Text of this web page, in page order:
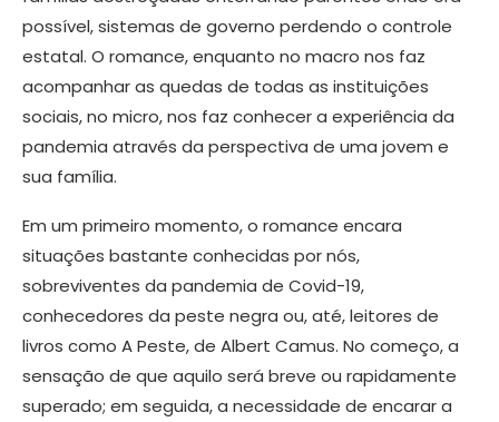
possível, sistemas de governo perdendo o controle
estatal. O romance, enquanto no macro nos faz
acompanhar as quedas de todas as instituições
sociais, no micro, nos faz conhecer a experiência da
pandemia através da perspectiva de uma jovem e
sua família.
Em um primeiro momento, o romance encara
situações bastante conhecidas por nós,
sobreviventes da pandemia de Covid-19,
conhecedores da peste negra ou, até, leitores de
livros como A Peste, de Albert Camus. No começo, a
sensação de que aquilo será breve ou rapidamente
superado; em seguida, a necessidade de encarar a